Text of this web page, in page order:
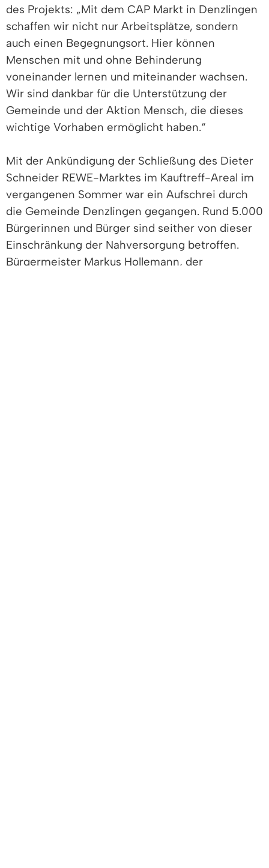
des Projekts: „Mit dem CAP Markt in Denzlingen
schaffen wir nicht nur Arbeitsplätze, sondern
auch einen Begegnungsort. Hier können
Menschen mit und ohne Behinderung
voneinander lernen und miteinander wachsen.
Wir sind dankbar für die Unterstützung der
Gemeinde und der Aktion Mensch, die dieses
wichtige Vorhaben ermöglicht haben.“
Mit der Ankündigung der Schließung des Dieter
Schneider REWE-Marktes im Kauftreff-Areal im
vergangenen Sommer war ein Aufschrei durch
die Gemeinde Denzlingen gegangen. Rund 5.000
Bürgerinnen und Bürger sind seither von dieser
Einschränkung der Nahversorgung betroffen.
Bürgermeister Markus Hollemann, der